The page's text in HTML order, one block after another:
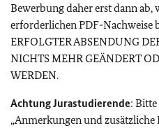
Bewerbung daher erst dann ab,
erforderlichen PDF-Nachweise
ERFOLGTER ABSENDUNG
NICHTS MEHR GEÄNDERT
WERDEN.
Achtung Jurastudierende:
„Anmerkungen und